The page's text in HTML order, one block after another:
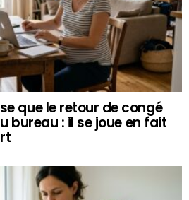
que le retour de congé
bureau : il se joue en fait